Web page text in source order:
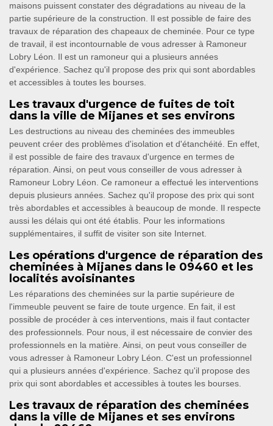
maisons puissent constater des dégradations au niveau de la
partie supérieure de la construction. Il est possible de faire des
travaux de réparation des chapeaux de cheminée. Pour ce type
de travail, il est incontournable de vous adresser à Ramoneur
Lobry Léon. Il est un ramoneur qui a plusieurs années
d'expérience. Sachez qu'il propose des prix qui sont abordables
et accessibles à toutes les bourses.
Les travaux d'urgence de fuites de toit
dans la ville de Mijanes et ses environs
Les destructions au niveau des cheminées des immeubles
peuvent créer des problèmes d'isolation et d'étanchéité. En effet,
il est possible de faire des travaux d'urgence en termes de
réparation. Ainsi, on peut vous conseiller de vous adresser à
Ramoneur Lobry Léon. Ce ramoneur a effectué les interventions
depuis plusieurs années. Sachez qu'il propose des prix qui sont
très abordables et accessibles à beaucoup de monde. Il respecte
aussi les délais qui ont été établis. Pour les informations
supplémentaires, il suffit de visiter son site Internet.
Les opérations d'urgence de réparation des
cheminées à Mijanes dans le 09460 et les
localités avoisinantes
Les réparations des cheminées sur la partie supérieure de
l'immeuble peuvent se faire de toute urgence. En fait, il est
possible de procéder à ces interventions, mais il faut contacter
des professionnels. Pour nous, il est nécessaire de convier des
professionnels en la matière. Ainsi, on peut vous conseiller de
vous adresser à Ramoneur Lobry Léon. C'est un professionnel
qui a plusieurs années d'expérience. Sachez qu'il propose des
prix qui sont abordables et accessibles à toutes les bourses.
Les travaux de réparation des cheminées
dans la ville de Mijanes et ses environs